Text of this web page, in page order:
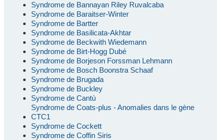
Syndrome de Bannayan Riley Ruvalcaba
Syndrome de Baraitser-Winter
Syndrome de Bartter
Syndrome de Basilicata-Akhtar
Syndrome de Beckwith Wiedemann
Syndrome de Birt-Hogg Dubé
Syndrome de Borjeson Forssman Lehmann
Syndrome de Bosch Boonstra Schaaf
Syndrome de Brugada
Syndrome de Buckley
Syndrome de Cantù
Syndrome de Coats-plus - Anomalies dans le gène
CTC1
Syndrome de Cockett
Syndrome de Coffin Siris